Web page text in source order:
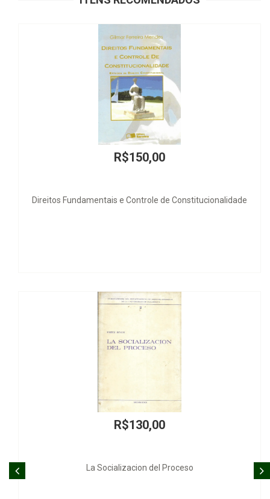
e Controle de Constitucionalidade
Socializacion del Proceso
La Nueva